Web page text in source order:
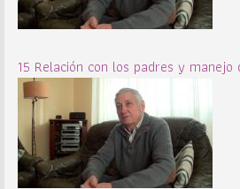
15 Relación con los padres y